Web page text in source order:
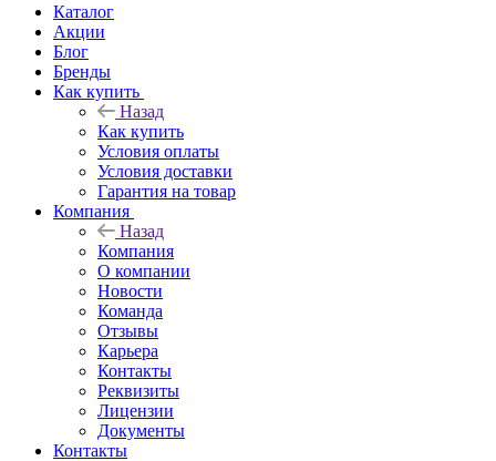
Каталог
Акции
Блог
Бренды
Как купить
Назад
Как купить
Условия оплаты
Условия доставки
Гарантия на товар
Компания
Назад
Компания
О компании
Новости
Команда
Отзывы
Карьера
Контакты
Реквизиты
Лицензии
Документы
Контакты